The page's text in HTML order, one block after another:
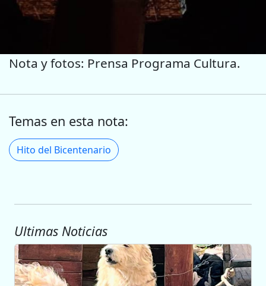
Nota y fotos: Prensa Programa Cultura.
Temas en esta nota:
Hito del Bicentenario
Ultimas Noticias